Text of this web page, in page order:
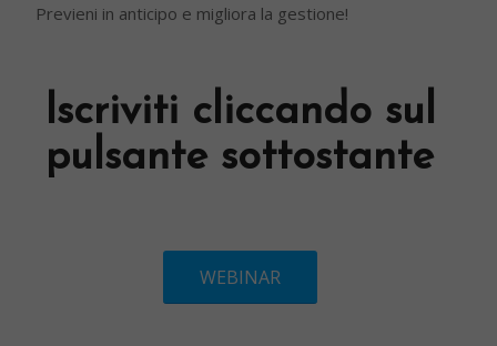
Previeni in anticipo e migliora la gestione!
Iscriviti cliccando sul
pulsante sottostante
WEBINAR